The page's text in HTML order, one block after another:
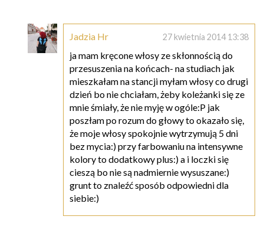
Jadzia Hr 27 kwietnia 2014 13:38
ja mam kręcone włosy ze skłonnością do
przesuszenia na końcach- na studiach jak
mieszkałam na stancji myłam włosy co drugi
dzień bo nie chciałam, żeby koleżanki się ze
mnie śmiały, że nie myję w ogóle:P jak
poszłam po rozum do głowy to okazało się,
że moje włosy spokojnie wytrzymują 5 dni
bez mycia:) przy farbowaniu na intensywne
kolory to dodatkowy plus:) a i loczki się
cieszą bo nie są nadmiernie wysuszane:)
grunt to znaleźć sposób odpowiedni dla
siebie:)